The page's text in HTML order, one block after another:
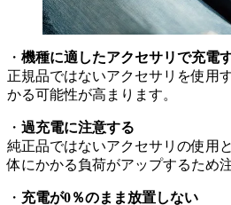
・ 機種に適したアクセサリで充電
正規品ではないアクセサリを使用
かる可能性が高まります。
・ 過充電に注意する
純正品ではないアクセサリの使用
体にかかる負荷がアップするため
・ 充電が0％のまま放置しない